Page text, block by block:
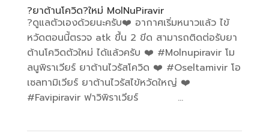
?ยาต้านโควิด?ใหม่ MolNuPiravir
?ดูแลตัวเองด้วยนะครับ❤️ อากาศเริ่มหนาวแล้ว ไข้
หวัดตอนนี้ตรวจ atk ขึ้น 2 ขีด สามารถติดต่อรับยา
ต้านโควิดตัวใหม่ ได้แล้วครับ ❤️ #Molnupiravir โม
ลนูพิราเวียร์ ยาต้านไวรัสโควิด ❤️ #Oseltamivir โอ
เซลทามิเวียร์ ยาต้านไวรัสไข้หวัดใหญ่ ❤️
#Favipiravir ฟาวิพิราเวียร์ ...